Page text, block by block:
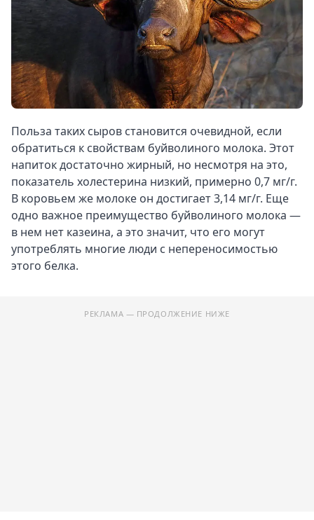
Польза таких сыров становится очевидной, если
обратиться к свойствам буйволиного молока. Этот
напиток достаточно жирный, но несмотря на это,
показатель холестерина низкий, примерно 0,7 мг/г.
В коровьем же молоке он достигает 3,14 мг/г. Еще
одно важное преимущество буйволиного молока —
в нем нет казеина, а это значит, что его могут
употреблять многие люди с непереносимостью
этого белка.
РЕКЛАМА — ПРОДОЛЖЕНИЕ НИЖЕ